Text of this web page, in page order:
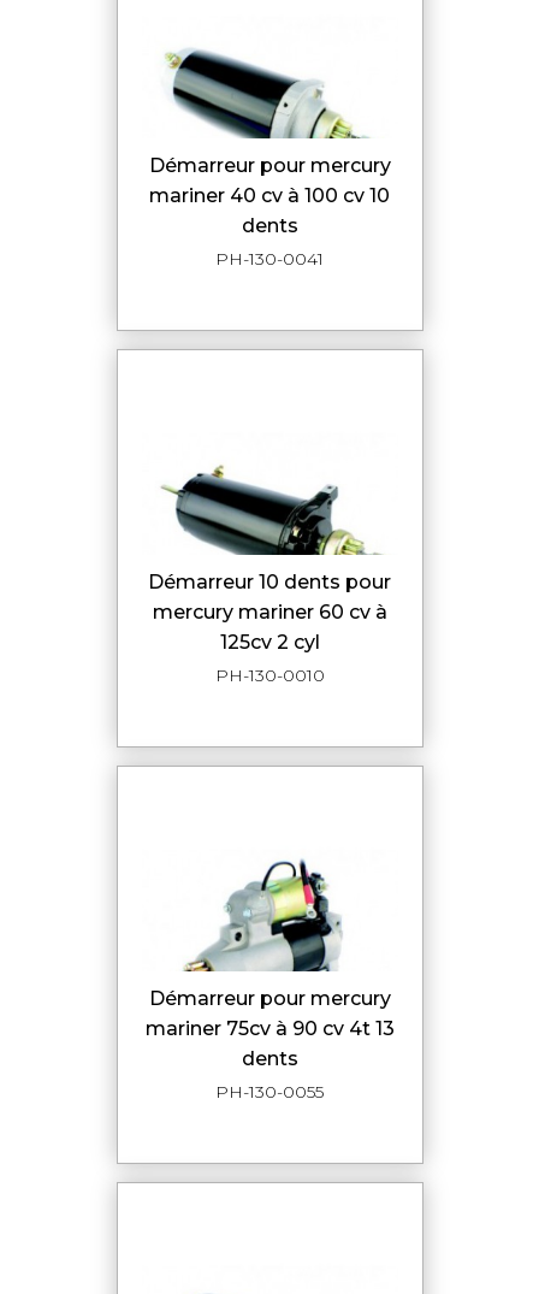
démarreur pour mercury
mariner 40 cv à 100 cv 10
dents
PH-130-0041
démarreur 10 dents pour
mercury mariner 60 cv à
125cv 2 cyl
PH-130-0010
démarreur pour mercury
mariner 75cv à 90 cv 4t 13
dents
PH-130-0055